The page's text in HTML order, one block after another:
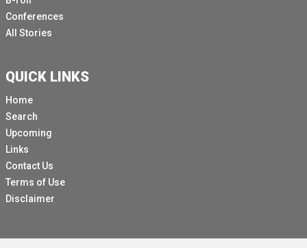
Conferences
All Stories
QUICK LINKS
Home
Search
Upcoming
Links
Contact Us
Terms of Use
Disclaimer